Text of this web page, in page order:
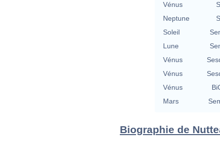
Vénus
Neptune
Soleil
Lune
Vénus
Vénus
Vénus
Mars
Biographie de